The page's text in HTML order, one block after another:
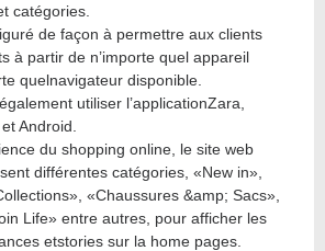
catégories.
de façon à permettre aux clients
à partir de n’importe quel appareil
quelnavigateur disponible.
utiliser l’applicationZara,
Android.
du shopping online, le site web
différentes catégories, «New in»,
«Chaussures &amp; Sacs»,
Life» entre autres, pour afficher les
etstories sur la home pages.